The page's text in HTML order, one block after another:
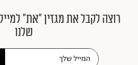
רוצה לקבל את מגזין ״את״
שלנו